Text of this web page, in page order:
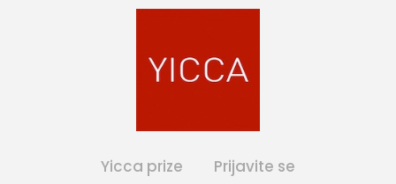
Yicca prize Prijavite se